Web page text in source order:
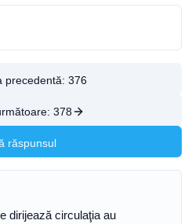
precedentă: 376
378
răspunsul
dirijează circulaţia au